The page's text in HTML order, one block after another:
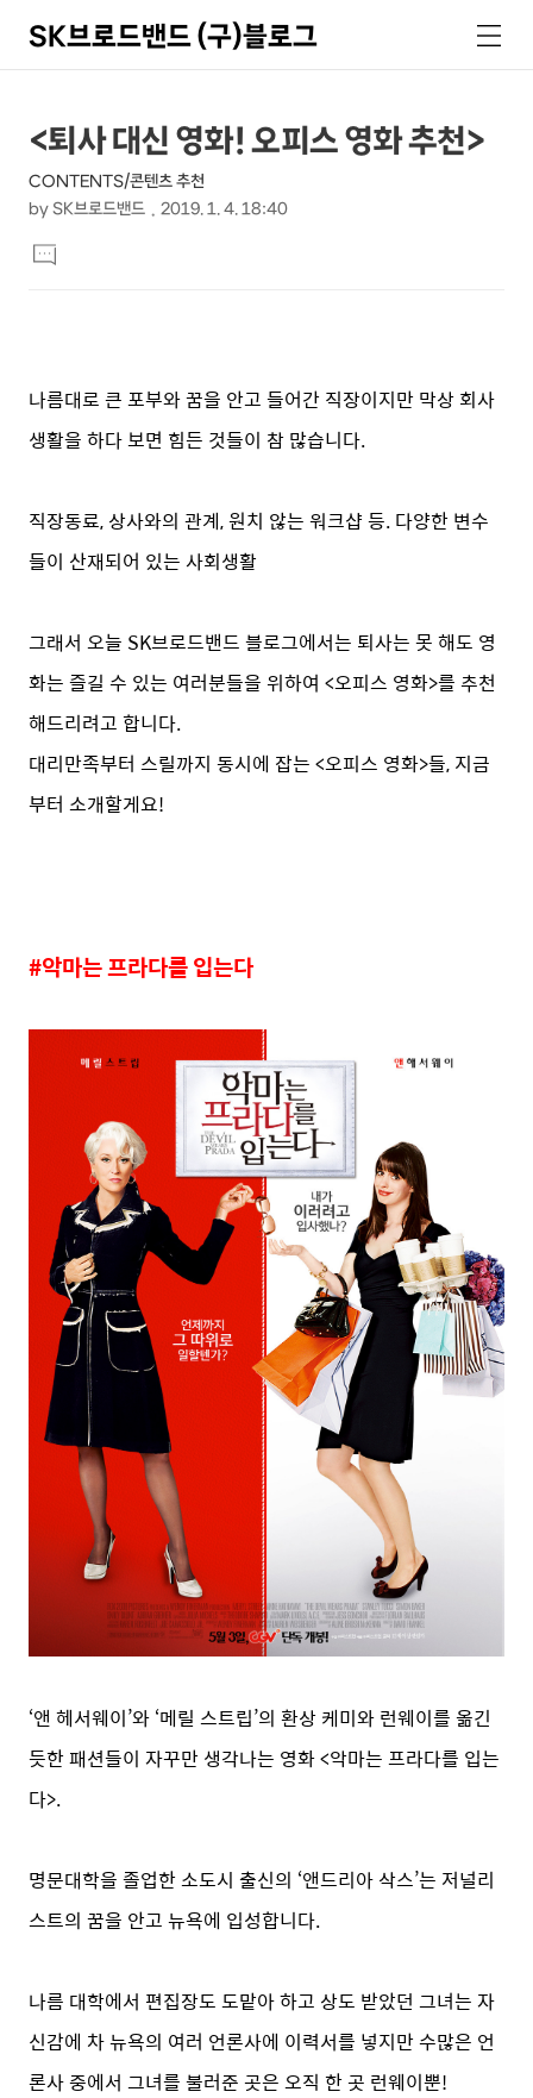
SK브로드밴드 (구)블로그
색
메
뉴
상
세
컨
텐
본
제
목
<퇴사 대신 영화! 오피스 영화 추천>
CONTENTS/콘텐츠 추천
by SK브로드밴드 2019. 1. 4. 18:40
문
댓
글
나름대로 큰 포부와 꿈을 안고 들어간 직장이지만 막상 회사
생활을 하다 보면 힘든 것들이 참 많습니다.
직장동료, 상사와의 관계, 원치 않는 워크샵 등. 다양한 변수
들이 산재되어 있는 사회생활
그래서 오늘 SK브로드밴드 블로그에서는 퇴사는 못 해도 영
화는 즐길 수 있는 여러분들을 위하여 <오피스 영화>를 추천
해드리려고 합니다.
대리만족부터 스릴까지 동시에 잡는 <오피스 영화>들, 지금
부터 소개할게요!
#악마는 프라다를 입는다
‘앤 헤서웨이’와 ‘메릴 스트립’의 환상 케미와 런웨이를 옮긴
듯한 패션들이 자꾸만 생각나는 영화 <악마는 프라다를 입는
다>.
명문대학을 졸업한 소도시 출신의 ‘앤드리아 삭스’는 저널리
스트의 꿈을 안고 뉴욕에 입성합니다.
나름 대학에서 편집장도 도맡아 하고 상도 받았던 그녀는 자
신감에 차 뉴욕의 여러 언론사에 이력서를 넣지만 수많은 언
론사 중에서 그녀를 불러준 곳은 오직 한 곳 런웨이뿐!